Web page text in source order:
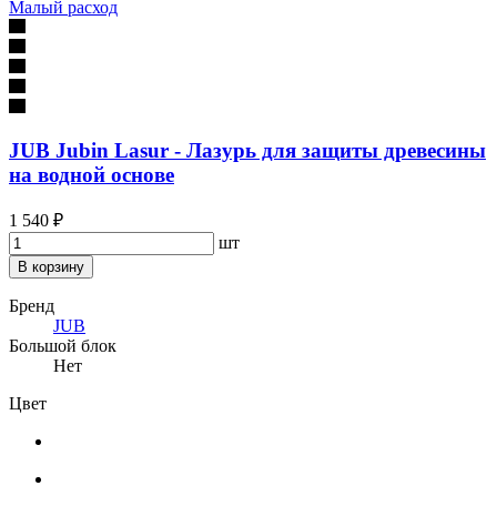
Малый расход
JUB Jubin Lasur - Лазурь для защиты древесины
на водной основе
1 540 ₽
шт
В корзину
Бренд
JUB
Большой блок
Нет
Цвет